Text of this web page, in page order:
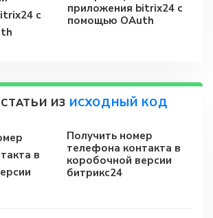
приложения bitrix24 с
помощью OAuth
ИЗ ИСХОДНЫЙ КОД
Получить номер
телефона контакта в
коробочной версии
битрикс24